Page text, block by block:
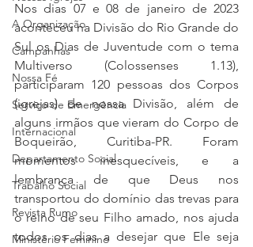
A Organização
Campanhas
Nossa Fé
Serviço de Emergência
Internacional
Departamento Social
Trabalho Social
Revista Rumo
Ministério Feminino
Nos dias 07 e 08 de janeiro de 2023
aconteceu na Divisão do Rio Grande do
Sul os Dias de Juventude com o tema
Multiverso (Colossenses 1.13),
participaram 120 pessoas dos Corpos
(igrejas) de nossa Divisão, além de
alguns irmãos que vieram do Corpo de
Boqueirão, Curitiba-PR. Foram
momentos inesquecíveis, e a
lembrança de que Deus nos
transportou do domínio das trevas para
o reino de seu Filho amado, nos ajuda
todos os dias a desejar que Ele seja